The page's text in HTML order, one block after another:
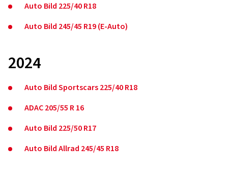
Auto Bild 225/40 R18
Auto Bild 245/45 R19 (E-Auto)
2024
Auto Bild Sportscars 225/40 R18
ADAC 205/55 R 16
Auto Bild 225/50 R17
Auto Bild Allrad 245/45 R18